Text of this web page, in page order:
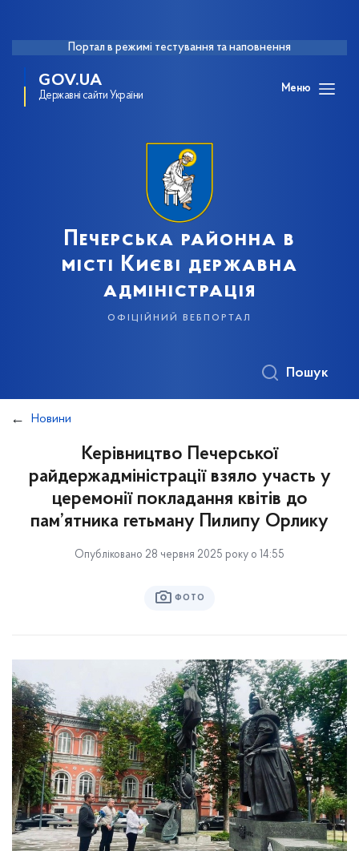
Портал в режимі тестування та наповнення
GOV.UA
Державні сайти України
Меню
Печерська районна в
місті Києві державна
адміністрація
офіційний вебпортал
Пошук
Новини
Керівництво Печерської
райдержадміністрації взяло участь у
церемонії покладання квітів до
пам’ятника гетьману Пилипу Орлику
Опубліковано 28 червня 2025 року о 14:55
ФОТО